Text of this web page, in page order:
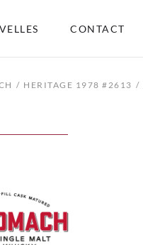
CONTACT
HERITAGE 1978 #2613